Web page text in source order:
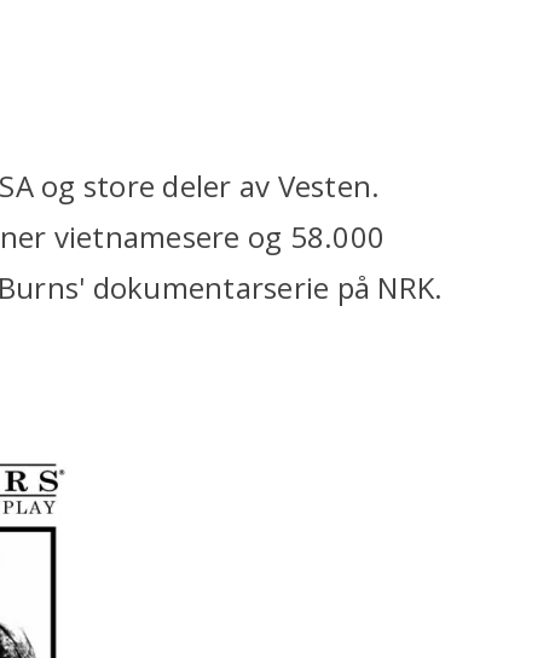
og store deler av Vesten.
vietnamesere og 58.000
dokumentarserie på NRK.